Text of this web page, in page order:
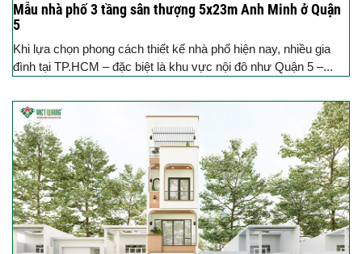
Mẫu nhà phố 3 tầng sân thượng 5x23m Anh Minh ở Quận
5
Khi lựa chọn phong cách thiết kế nhà phố hiện nay, nhiều gia
đình tại TP.HCM – đặc biệt là khu vực nội đô như Quận 5 –...